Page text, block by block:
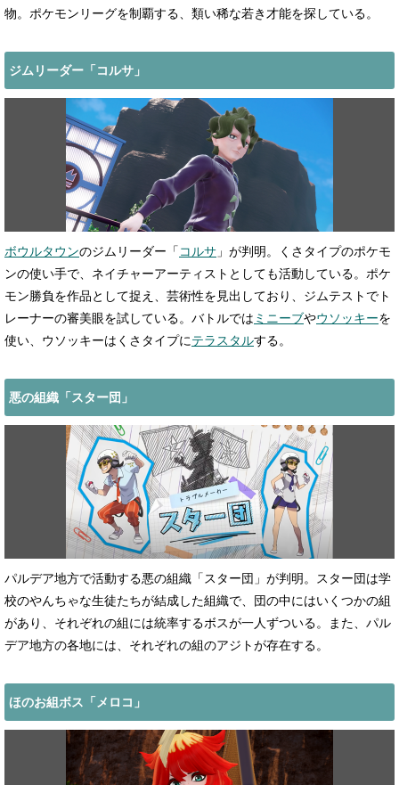
物。ポケモンリーグを制覇する、類い稀な若き才能を探している。
ジムリーダー「コルサ」
ボウルタウンのジムリーダー「 コルサ 」が判明。くさタイプのポケモ
ンの使い手で、ネイチャーアーティストとしても活動している。ポケ
モン勝負を作品として捉え、芸術性を見出しており、ジムテストでト
レーナーの審美眼を試している。バトルでは ミニーブやウソッキーを
使い、ウソッキーはくさタイプにテラスタルする。
悪の組織「スター団」
パルデア地方で活動する悪の組織「スター団」が判明。スター団は学
校のやんちゃな生徒たちが結成した組織で、団の中にはいくつかの組
があり、それぞれの組には統率するボスが一人ずついる。また、パル
デア地方の各地には、それぞれの組のアジトが存在する。
ほのお組ボス「メロコ」